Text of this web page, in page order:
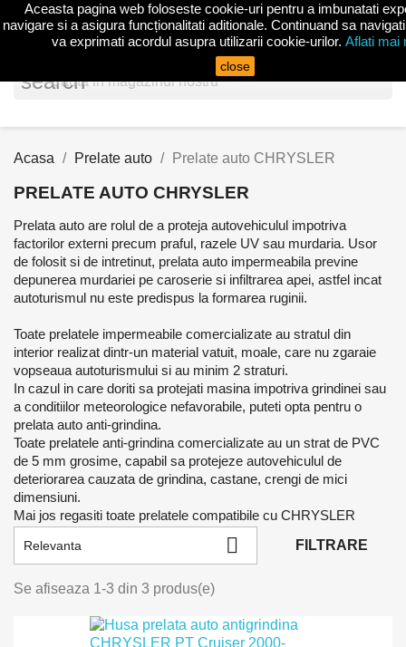
 (0)

search
Acasa Prelate auto Prelate auto CHRYSLER
PRELATE AUTO CHRYSLER
Prelata auto are rolul de a proteja autovehiculul impotriva
factorilor externi precum praful, razele UV sau murdaria. Usor
de folosit si de intretinut, prelata auto impermeabila previne
depunerea murdariei pe caroserie si infiltrarea apei, astfel incat
autoturismul nu este predispus la formarea ruginii.
Toate prelatele impermeabile comercializate au stratul din
interior realizat dintr-un material vatuit, moale, care nu zgaraie
vopseaua autoturismului si au minim 2 straturi.
In cazul in care doriti sa protejati masina impotriva grindinei sau
a conditiilor meteorologice nefavorabile, puteti opta pentru o
prelata auto anti-grindina.
Toate prelatele anti-grindina comercializate au un strat de PVC
de 5 mm grosime, capabil sa protejeze autovehiculul de
deteriorarea cauzata de grindina, castane, crengi de mici
dimensiuni.
Mai jos regasiti toate prelatele compatibile cu CHRYSLER
Relevanta  FILTRARE
Se afiseaza 1-3 din 3 produs(e)
Aceasta pagina web foloseste cookie-uri pentru a imbunatati
navigare si a asigura funcționalitati aditionale. Continuand sa
va exprimati acordul asupra utilizarii cookie-urilor. Aflati mai
close